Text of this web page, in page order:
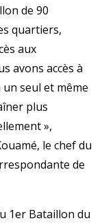
de 90
quartiers,
aux
avons accès à
seul et même
plus
»,
le chef du
de
1er Bataillon du